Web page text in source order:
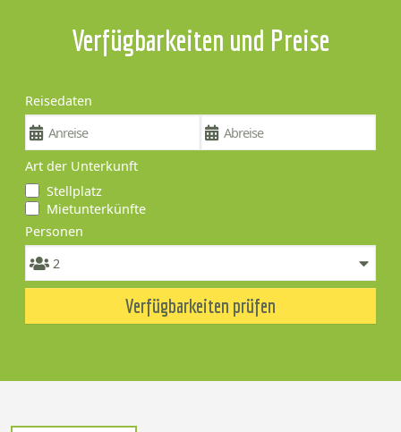
Verfügbarkeiten und Preise
Reisedaten
Art der Unterkunft
Stellplatz
Mietunterkünfte
Personen
Verfügbarkeiten prüfen